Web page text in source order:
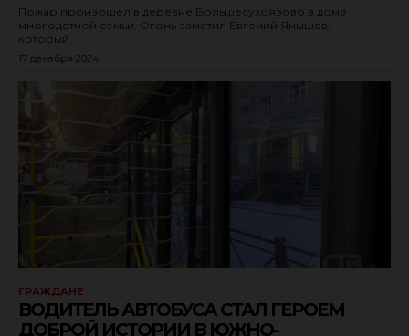
Пожар произошел в деревне Большесухоязово в доме
многодетной семьи. Огонь заметил Евгений Янышев,
который...
17 декабря 2024
ГРАЖДАНЕ
ВОДИТЕЛЬ АВТОБУСА СТАЛ ГЕРОЕМ
ДОБРОЙ ИСТОРИИ В ЮЖНО-